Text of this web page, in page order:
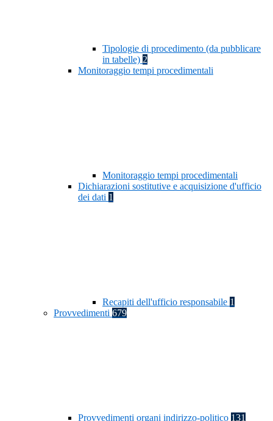
Tipologie di procedimento (da pubblicare
in tabelle) 2
Monitoraggio tempi procedimentali
Monitoraggio tempi procedimentali
Dichiarazioni sostitutive e acquisizione d'ufficio
dei dati 1
Recapiti dell'ufficio responsabile 1
Provvedimenti 679
Provvedimenti organi indirizzo-politico 131